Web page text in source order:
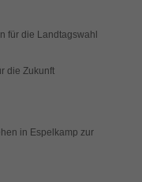
für die Landtagswahl
die Zukunft
in Espelkamp zur